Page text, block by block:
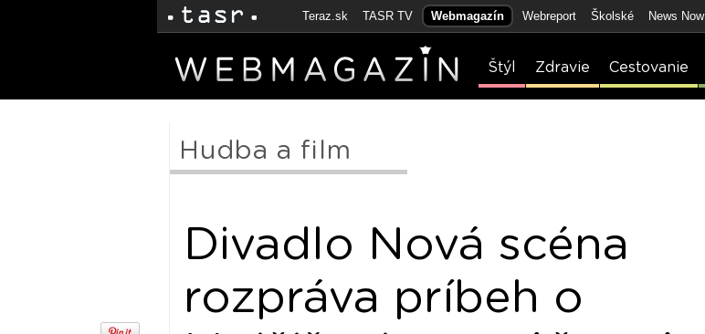
Teraz.sk TASR TV Webmagazín Webreport Školské News Now
Štýl Zdravie Cestovanie
Hudba a film
Divadlo Nová scéna
rozpráva príbeh o